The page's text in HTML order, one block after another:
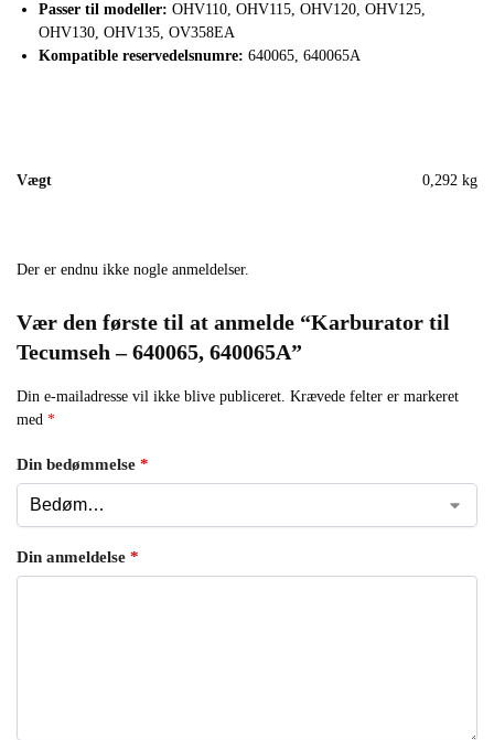
Passer til modeller: OHV110, OHV115, OHV120, OHV125,
OHV130, OHV135, OV358EA
Kompatible reservedelsnumre: 640065, 640065A
Vægt 0,292 kg
Der er endnu ikke nogle anmeldelser.
Vær den første til at anmelde “Karburator til
Tecumseh – 640065, 640065A”
Din e-mailadresse vil ikke blive publiceret. Krævede felter er markeret
med *
Din bedømmelse *
Din anmeldelse *